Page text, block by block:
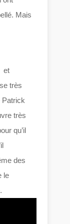
Mais
et
très
Patrick
très
qu’il
des
le